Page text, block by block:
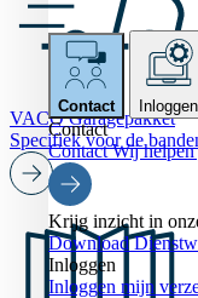
Contact Inloggen
Contact
ContactWij helpen
Krijg inzicht in
Download
Inloggen
Inloggen mijn
VACO Garagepakket
Specifiek voor de